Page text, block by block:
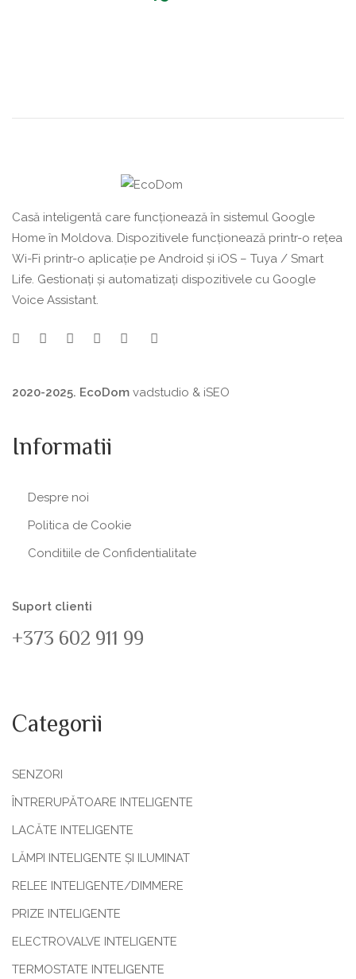
Casă inteligentă care funcționează în sistemul Google
Home în Moldova. Dispozitivele funcționează printr-o rețea
Wi-Fi printr-o aplicație pe Android și iOS – Tuya / Smart
Life. Gestionați și automatizați dispozitivele cu Google
Voice Assistant.
2020-2025. EcoDom vadstudio & iSEO
Informatii
Despre noi
Politica de Сookie
Conditiile de Confidentialitate
Suport clienti
+373 602 911 99
Categorii
SENZORI
ÎNTRERUPĂTOARE INTELIGENTE
LACĂTE INTELIGENTE
LĂMPI INTELIGENTE ȘI ILUMINAT
RELEE INTELIGENTE/DIMMERE
PRIZE INTELIGENTE
ELECTROVALVE INTELIGENTE
TERMOSTATE INTELIGENTE